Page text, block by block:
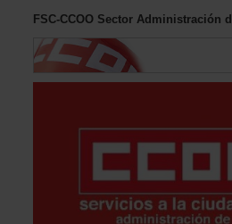
FSC-CCOO Sector Administración